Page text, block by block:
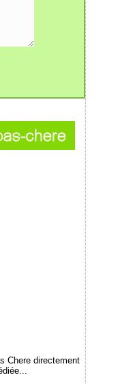
Chere directement